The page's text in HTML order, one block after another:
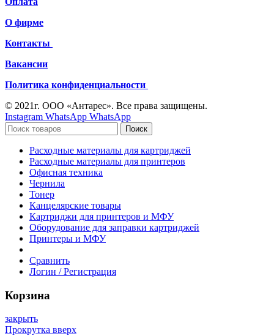
О фирме
Контакты
Вакансии
Политика конфиденциальности
© 2021г. ООО «Антарес». Все права защищены.
Instagram WhatsApp WhatsApp
Поиск
Расходные материалы для картриджей
Расходные материалы для принтеров
Офисная техника
Чернила
Тонер
Канцелярские товары
Картриджи для принтеров и МФУ
Оборудование для заправки картриджей
Принтеры и МФУ
Сравнить
Логин / Регистрация
Корзина
закрыть
Прокрутка вверх